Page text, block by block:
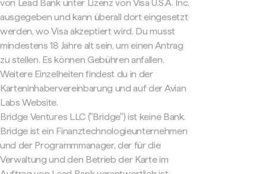
von Lead Bank unter Lizenz von Visa U.S.A. Inc.
ausgegeben und kann überall dort eingesetzt
werden, wo Visa akzeptiert wird. Du musst
mindestens 18 Jahre alt sein, um einen Antrag
zu stellen. Es können Gebühren anfallen.
Weitere Einzelheiten findest du in der
Karteninhabervereinbarung und auf der Avian
Labs Website.
Bridge Ventures LLC ("Bridge") ist keine Bank.
Bridge ist ein Finanztechnologieunternehmen
und der Programmmanager, der für die
Verwaltung und den Betrieb der Karte im